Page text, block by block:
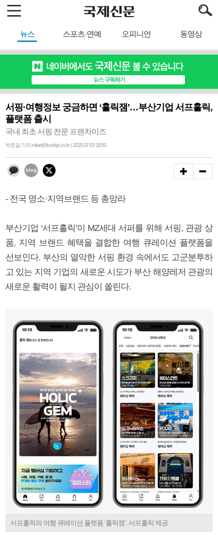
뉴스 스포츠·연예 오피니언 동영상
서핑·여행정보 궁금하면 ‘홀릭잼’…부산기업 서프홀릭,
플랫폼 출시
국내 최초 서핑 전문 프랜차이즈
박호걸 기자 rafael@kookje.co.kr | 2025.07.03 18:50
- 전국 명소·지역브랜드 등 총망라
부산기업 ‘서프홀릭’이 MZ세대 서퍼를 위해 서핑, 관광 상
품, 지역 브랜드 혜택을 결합한 여행 큐레이션 플랫폼을
선보인다. 부산의 열악한 서핑 환경 속에서도 고군분투하
고 있는 지역 기업의 새로운 시도가 부산 해양레저 관광의
새로운 활력이 될지 관심이 쏠린다.
서프홀릭의 여행 큐레이션 플랫폼 ‘홀릭잼’. 서프홀릭 제공